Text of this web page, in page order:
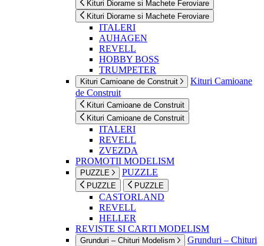
Kituri Diorame si Machete Feroviare
Kituri Diorame si Machete Feroviare
ITALERI
AUHAGEN
REVELL
HOBBY BOSS
TRUMPETER
Kituri Camioane de Construit
Kituri Camioane
de Construit
Kituri Camioane de Construit
Kituri Camioane de Construit
ITALERI
REVELL
ZVEZDA
PROMOTII MODELISM
PUZZLE PUZZLE
PUZZLE PUZZLE
CASTORLAND
REVELL
HELLER
REVISTE SI CARTI MODELISM
Grunduri – Chituri Modelism
Grunduri – Chituri